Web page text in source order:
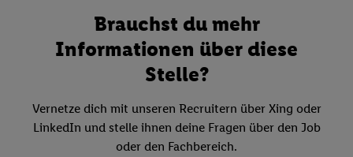
Brauchst du mehr
Informationen über diese
Stelle?
Vernetze dich mit unseren Recruitern über Xing oder
LinkedIn und stelle ihnen deine Fragen über den Job
oder den Fachbereich.